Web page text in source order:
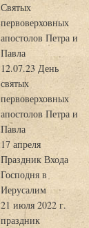
Святых
первоверховных
апостолов Петра и
Павла
12.07.23 День
святых
первоверховных
апостолов Петра и
Павла
17 апреля
Праздник Входа
Господня в
Иерусалим
21 июля 2022 г.
праздник